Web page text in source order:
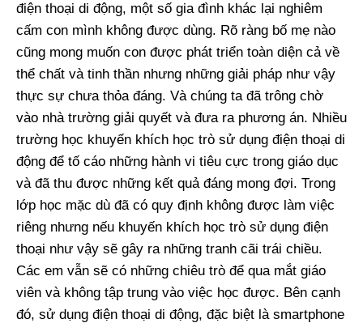
điện thoại di động, một số gia đình khác lại nghiêm
cấm con mình không được dùng. Rõ ràng bố mẹ nào
cũng mong muốn con được phát triển toàn diện cả về
thể chất và tinh thần nhưng những giải pháp như vậy
thực sự chưa thỏa đáng. Và chúng ta đã trông chờ
vào nhà trường giải quyết và đưa ra phương án. Nhiều
trường học khuyến khích học trò sử dụng điện thoại di
động để tố cáo những hành vi tiêu cực trong giáo dục
và đã thu được những kết quả đáng mong đợi. Trong
lớp học mặc dù đã có quy định không được làm việc
riêng nhưng nếu khuyến khích học trò sử dụng điện
thoại như vậy sẽ gây ra những tranh cãi trái chiều.
Các em vẫn sẽ có những chiêu trò để qua mắt giáo
viên và không tập trung vào việc học được. Bên cạnh
đó, sử dụng điện thoại di động, đặc biệt là smartphone